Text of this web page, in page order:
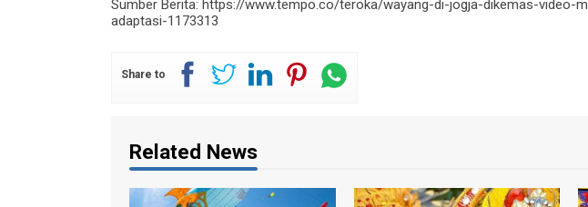
Sumber Berita: https://www.tempo.co/teroka/wayang-di-jogja-dikemas-video-
adaptasi-1173313
Share to
Related News